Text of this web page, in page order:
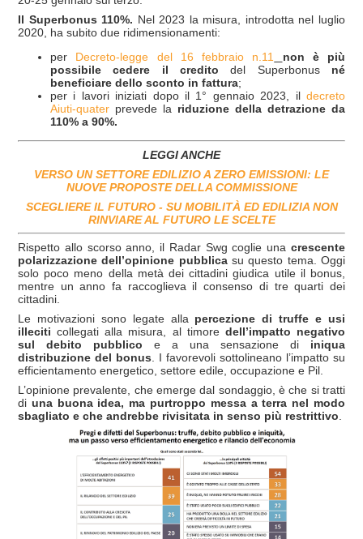
Il Superbonus 110%. Nel 2023 la misura, introdotta nel luglio
2020, ha subito due ridimensionamenti:
per Decreto-legge del 16 febbraio n.11
non è più
possibile cedere il credito del Superbonus né
beneficiare dello sconto in fattura;
per i lavori iniziati dopo il 1° gennaio 2023, il decreto
Aiuti-quater prevede la riduzione della detrazione da
110% a 90%.
LEGGI ANCHE
VERSO UN SETTORE EDILIZIO A ZERO EMISSIONI: LE
NUOVE PROPOSTE DELLA COMMISSIONE
SCEGLIERE IL FUTURO - SU MOBILITÀ ED EDILIZIA NON
RINVIARE AL FUTURO LE SCELTE
Rispetto allo scorso anno, il Radar Swg coglie una crescente
polarizzazione dell’opinione pubblicasu questo tema. Oggi
solo poco meno della metà dei cittadini giudica utile il bonus,
mentre un anno fa raccoglieva il consenso di tre quarti dei
cittadini.
Le motivazioni sono legate alla percezione di truffe e usi
illeciti collegati alla misura, al timore dell’impatto negativo
sul debito pubblico e a una sensazione di iniqua
distribuzione del bonus . I favorevoli sottolineano l’impatto su
efficientamento energetico, settore edile, occupazione e Pil.
L’opinione prevalente, che emerge dal sondaggio, è che si tratti
di una buona idea, ma purtroppo messa a terra nel modo
sbagliato e che andrebbe rivisitata in senso più restrittivo